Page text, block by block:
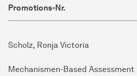
Promotions-Nr.
Scholz, Ronja Victoria
Mechanismen-Based